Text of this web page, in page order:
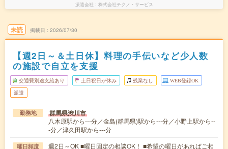
派遣会社 株式会社テクノ・サービス
未読 掲載日 2026/07/30
【週2日～＆土日休】料理の手伝いなど少人数
の施設で自立を支援
交通費別途支給あり 土日祝日が休み 残業なし WEB登録OK
派遣
勤務地 群馬県渋川市
八木原駅から---分／金島(群馬県)駅から---分／小野上駅から--
-分／津久田駅から---分
曜日頻度
週2日～OK ■曜日固定の相談OK！ ■希望の曜日があればご相